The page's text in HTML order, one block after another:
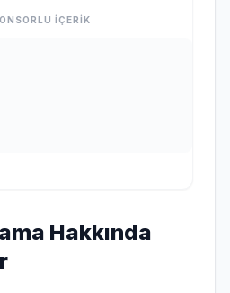
İÇERİK
Hakkında